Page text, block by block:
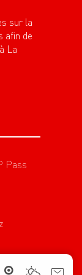
sur la
afin de
La
Pass